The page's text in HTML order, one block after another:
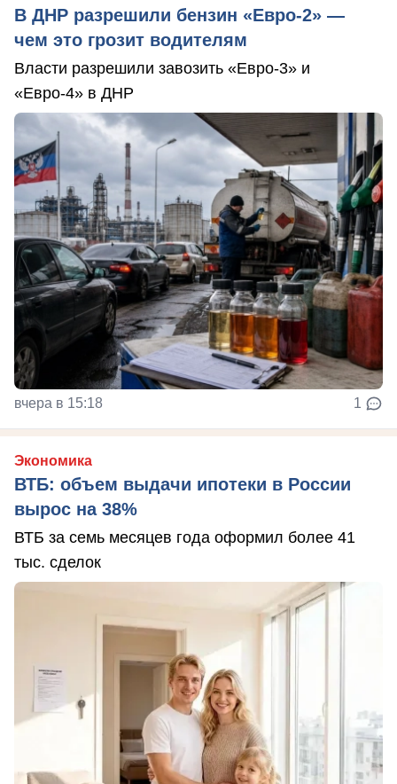
В ДНР разрешили бензин «Евро-2» —
чем это грозит водителям
Власти разрешили завозить «Евро-3» и
«Евро-4» в ДНР
вчера в 15:18 1
Экономика
ВТБ: объем выдачи ипотеки в России
вырос на 38%
ВТБ за семь месяцев года оформил более 41
тыс. сделок